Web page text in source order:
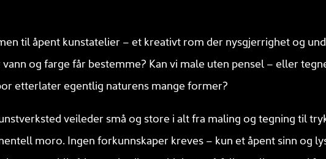
til åpent kunstatelier – et kreativt rom der nysgjerrighet og
vann og farge får bestemme? Kan vi male uten pensel – eller
etterlater egentlig naturens mange former?
veileder små og store i alt fra maling og tegning til
moro. Ingen forkunnskaper kreves – kun et åpent sinn og